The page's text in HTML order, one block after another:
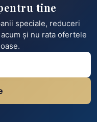
tine
speciale, reduceri
și nu rata ofertele